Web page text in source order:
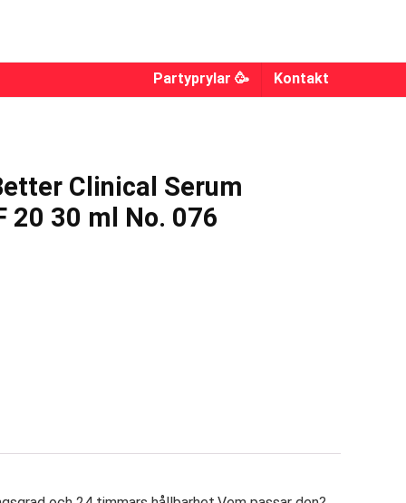
Partyprylar 🥳 Kontakt
Clinical Serum
20 30 ml No. 076